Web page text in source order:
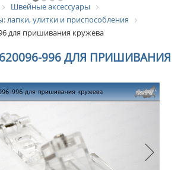
Швейные аксессуары
лапки, улитки и приспособления
для пришивания кружева
620096-996 ДЛЯ ПРИШИВАНИЯ